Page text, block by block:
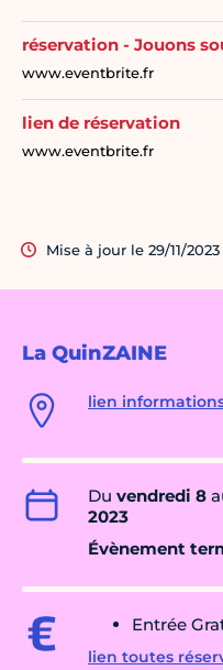
La QuinZAINE
lien
Du vendredi 8
2023
Évènement
Entrée
lien toutes
réservation - Jouons
www.eventbrite.fr
lien de réservation
www.eventbrite.fr
Mise à jour le 29/11/2023